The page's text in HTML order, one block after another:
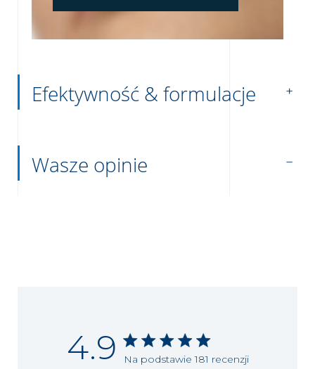
Efektywność & formulacje
Wasze opinie
4.9 Na podstawie 181 recenzji